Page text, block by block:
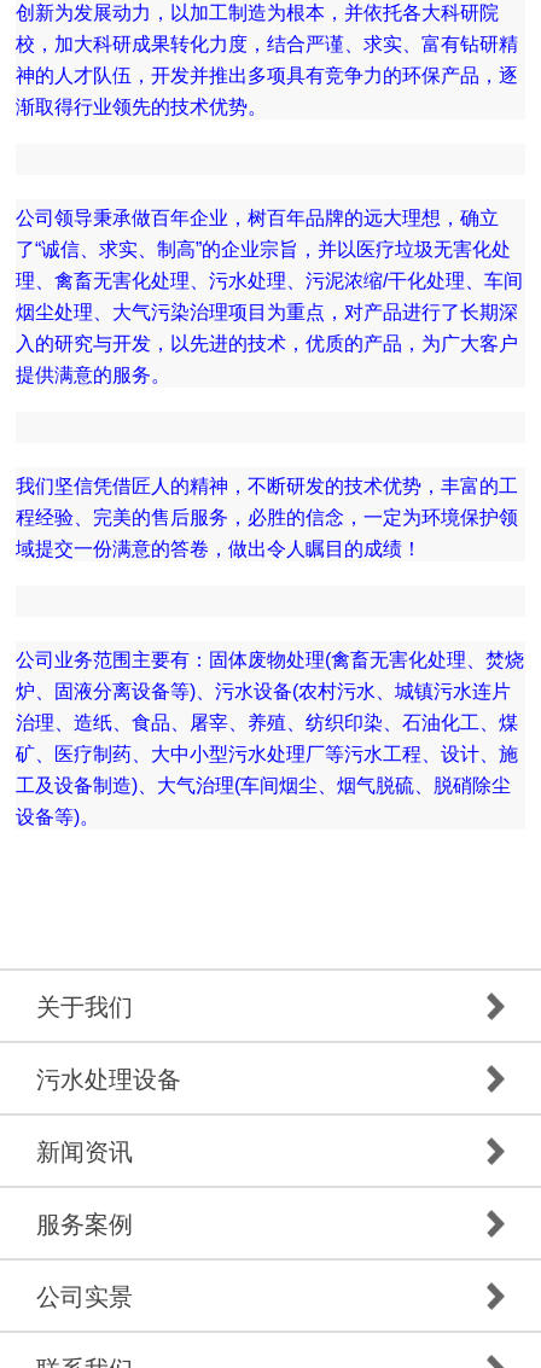
创新为发展动力，以加工制造为根本，并依托各大科研院
校，加大科研成果转化力度，结合严谨、求实、富有钻研精
神的人才队伍，开发并推出多项具有竞争力的环保产品，逐
渐取得行业领先的技术优势。
公司领导秉承做百年企业，树百年品牌的远大理想，确立
了“诚信、求实、制高”的企业宗旨，并以医疗垃圾无害化处
理、禽畜无害化处理、污水处理、污泥浓缩/干化处理、车间
烟尘处理、大气污染治理项目为重点，对产品进行了长期深
入的研究与开发，以先进的技术，优质的产品，为广大客户
提供满意的服务。
我们坚信凭借匠人的精神，不断研发的技术优势，丰富的工
程经验、完美的售后服务，必胜的信念，一定为环境保护领
域提交一份满意的答卷，做出令人瞩目的成绩！
公司业务范围主要有：固体废物处理(禽畜无害化处理、焚烧
炉、固液分离设备等)、污水设备(农村污水、城镇污水连片
治理、造纸、食品、屠宰、养殖、纺织印染、石油化工、煤
矿、医疗制药、大中小型污水处理厂等污水工程、设计、施
工及设备制造)、大气治理(车间烟尘、烟气脱硫、脱硝除尘
设备等)。
关于我们
污水处理设备
新闻资讯
服务案例
公司实景